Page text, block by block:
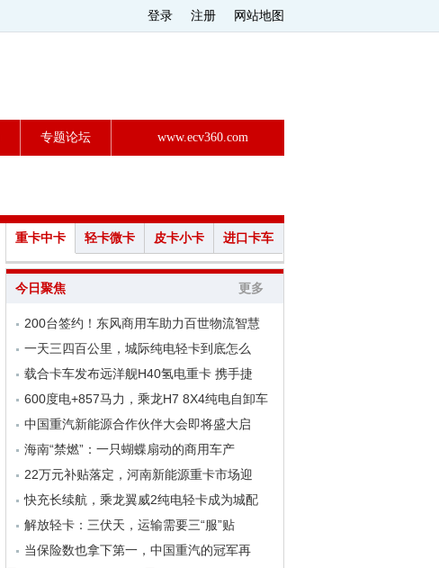
登录 注册 网站地图
专题论坛 www.ecv360.com
重卡中卡 轻卡微卡 皮卡小卡 进口卡车
今日聚焦 更多
200台签约！东风商用车助力百世物流智慧
一天三四百公里，城际纯电轻卡到底怎么
载合卡车发布远洋舰H40氢电重卡 携手捷
600度电+857马力，乘龙H7 8X4纯电自卸车
中国重汽新能源合作伙伴大会即将盛大启
海南“禁燃”：一只蝴蝶扇动的商用车产
22万元补贴落定，河南新能源重卡市场迎
快充长续航，乘龙翼威2纯电轻卡成为城配
解放轻卡：三伏天，运输需要三“服”贴
当保险数也拿下第一，中国重汽的冠军再